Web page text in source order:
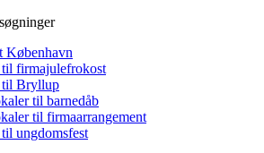
København
til firmajulefrokost
til Bryllup
til barnedåb
til firmaarrangement
ungdomsfest